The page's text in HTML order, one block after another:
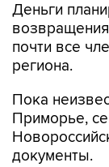
Деньги
почти все
региона.
Пока
Приморье,
документы.